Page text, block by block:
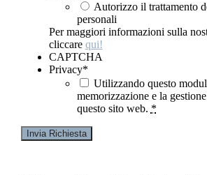
Autorizzo il trattamento
personali
Per maggiori informazioni sulla
cliccare qui!
CAPTCHA
Privacy*
Utilizzando questo
memorizzazione e la
questo sito web. *